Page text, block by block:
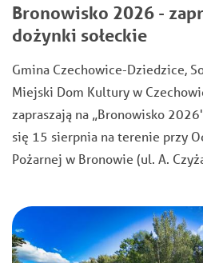
Bronowisko 2026 -
dożynki sołeckie
Gmina Czechowice-Dziedzice,
Miejski Dom Kultury w
zapraszają na „Bronowisko
się 15 sierpnia na terenie przy
Pożarnej w Bronowie (ul. A.